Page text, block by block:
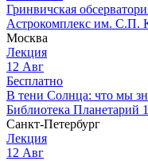
Гринвичская
Астрокомплекс им. С.П.
Москва
Лекция
12 Авг
Бесплатно
В тени Солнца: что мы
Библиотека Планетарий 1
Санкт-Петербург
Лекция
12 Авг